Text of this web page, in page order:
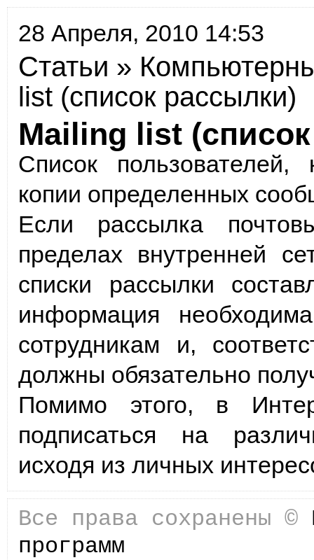
28 Апреля, 2010 14:53
Статьи »
list (список рассылки)
Mailing list
Список
копии определенных
Если рассылка
пределах внутренней
списки рассылки
информация
сотрудникам и,
должны обязательно
Помимо этого, в
подписаться на
исходя из личных
Все права сохранены ©
программ